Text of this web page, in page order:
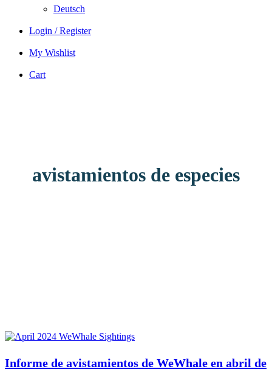
Deutsch
Login / Register
My Wishlist
Cart
avistamientos de especies
Informe de avistamientos de WeWhale en abril de